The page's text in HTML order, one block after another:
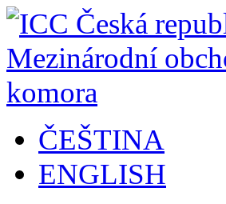
ČEŠTINA
ENGLISH